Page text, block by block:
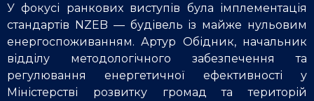
У фокусі ранкових виступів була імплементація
стандартів NZEB — будівель із майже нульовим
енергоспоживанням. Артур Обідник, начальник
відділу методологічного забезпечення та
регулювання енергетичної ефективності у
Міністерстві розвитку громад та територій